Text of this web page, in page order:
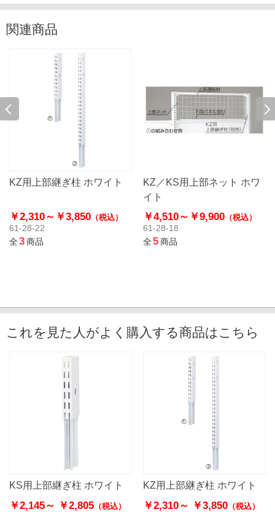
関連商品
KZ用上部継ぎ柱 ホワイト
￥2,310～ ￥3,850 （税込）
61-28-22
全3商品
KZ／KS用上部ネット ホワ
イト
￥4,510～ ￥9,900 （税込）
61-28-18
全5商品
これを見た人がよく購入する商品はこちら
KS用上部継ぎ柱 ホワイト
￥2,145～ ￥2,805 （税込）
KZ用上部継ぎ柱 ホワイト
￥2,310～ ￥3,850（税込）